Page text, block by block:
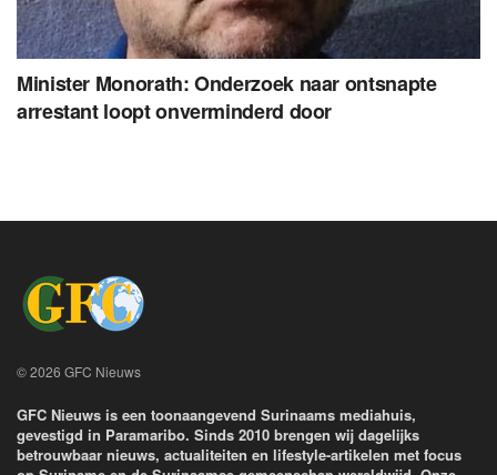
Minister Monorath: Onderzoek naar ontsnapte
arrestant loopt onverminderd door
© 2026 GFC Nieuws
GFC Nieuws is een toonaangevend Surinaams mediahuis,
gevestigd in Paramaribo. Sinds 2010 brengen wij dagelijks
betrouwbaar nieuws, actualiteiten en lifestyle-artikelen met focus